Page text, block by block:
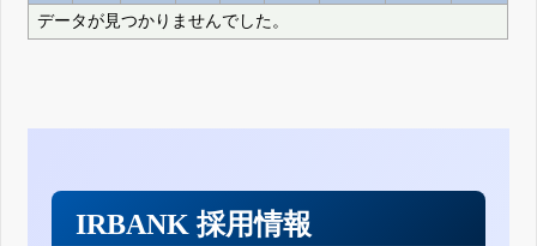
データが見つかりませんでした。
IRBANK 採用情報